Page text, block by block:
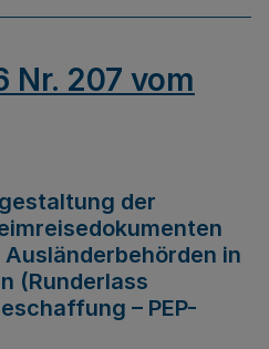
Nr. 207 vom
der
in
(Runderlass
– PEP-